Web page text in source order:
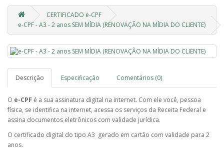
CERTIFICADO e-CPF
e-CPF - A3 - 2 anos SEM MÍDIA (RENOVAÇÃO NA MÍDIA DO CLIENTE)
Descrição Especificação Comentários (0)
O e-CPF é a sua assinatura digital na internet. Com ele você, pessoa
física, se identifica na internet, acessa os serviços da Receita Federal e
assina documentos eletrônicos com validade jurídica.
O certificado digital do tipo A3 gerado em cartão com validade para 2
anos.